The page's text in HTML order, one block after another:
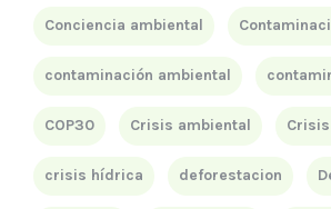
Conciencia ambiental
contaminación ambiental
COP30 Crisis ambiental
crisis hídrica deforestacion